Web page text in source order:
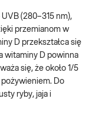
(280–315 nm),
przemianom w
D przekształca się
witaminy D powinna
się, że około 1/5
Do
ryby, jaja i